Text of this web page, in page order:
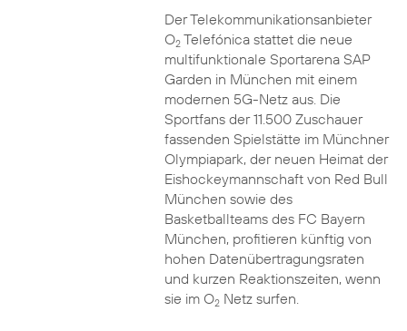
Der Telekommunikationsanbieter
O2Telefónica stattet die neue
multifunktionale Sportarena SAP
Garden in München mit einem
modernen 5G-Netz aus. Die
Sportfans der 11.500 Zuschauer
fassenden Spielstätte im Münchner
Olympiapark, der neuen Heimat der
Eishockeymannschaft von Red Bull
München sowie des
Basketballteams des FC Bayern
München, profitieren künftig von
hohen Datenübertragungsraten
und kurzen Reaktionszeiten, wenn
sie im O2Netz surfen.